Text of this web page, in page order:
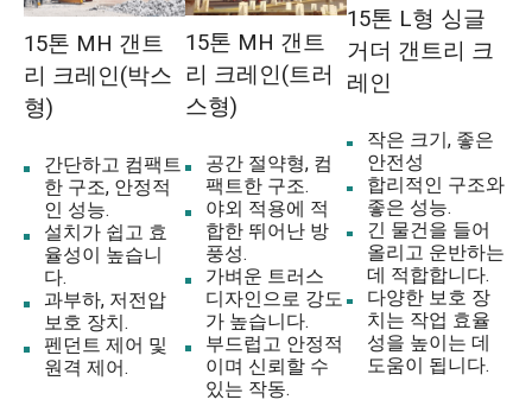
왜 다팡 크레인 15톤 갠트리 크레인을 선택
해야 합니까?
첨단 제조 역량
전문 서비스 및 지원
인증된 품질
15톤 MH 갠트
리 크레인(박스
형)
간단하고 컴팩트
한 구조, 안정적
인 성능.
설치가 쉽고 효
율성이 높습니
다.
과부하, 저전압
보호 장치.
펜던트 제어 및
원격 제어.
15톤 MH 갠트
리 크레인(트러
스형)
공간 절약형, 컴
팩트한 구조.
야외 적용에 적
합한 뛰어난 방
풍성.
가벼운 트러스
디자인으로 강도
가 높습니다.
부드럽고 안정적
이며 신뢰할 수
있는 작동.
15톤 L형 싱글
거더 갠트리 크
레인
작은 크기, 좋은
안전성
합리적인 구조와
좋은 성능.
긴 물건을 들어
올리고 운반하는
데 적합합니다.
다양한 보호 장
치는 작업 효율
성을 높이는 데
도움이 됩니다.